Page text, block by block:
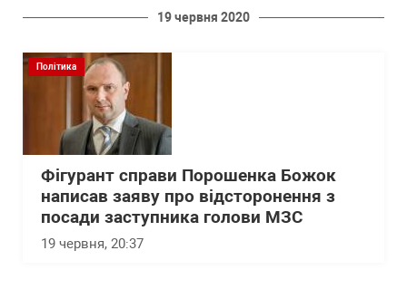
19 червня 2020
Політика
Фігурант справи Порошенка Божок
написав заяву про відсторонення з
посади заступника голови МЗС
19 червня, 20:37